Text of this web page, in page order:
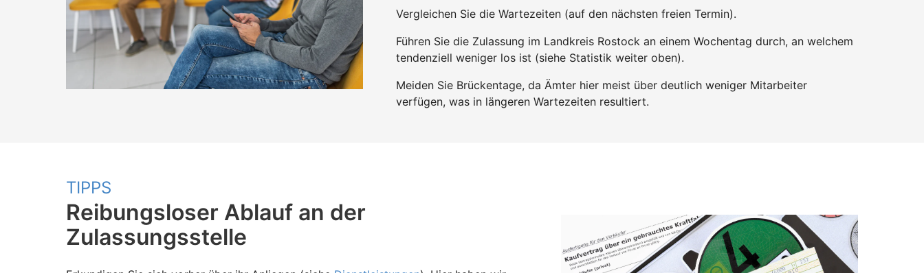
Vergleichen Sie die Wartezeiten (auf den nächsten freien Termin).
Führen Sie die Zulassung im Landkreis Rostock an einem Wochentag durch, an welchem
tendenziell weniger los ist (siehe Statistik weiter oben).
Meiden Sie Brückentage, da Ämter hier meist über deutlich weniger Mitarbeiter
verfügen, was in längeren Wartezeiten resultiert.
TIPPS
Reibungsloser Ablauf an der
Zulassungsstelle